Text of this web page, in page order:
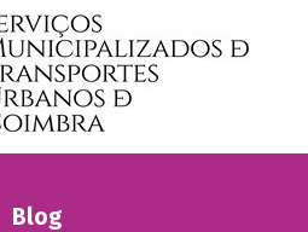
Blog